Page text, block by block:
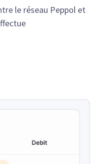
le réseau Peppol et